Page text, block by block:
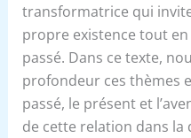
transformatrice qui
propre existence tout
passé. Dans ce texte,
profondeur ces thèmes
passé, le présent et
de cette relation dans la